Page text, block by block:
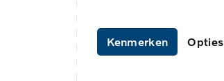
Kenmerken Opties